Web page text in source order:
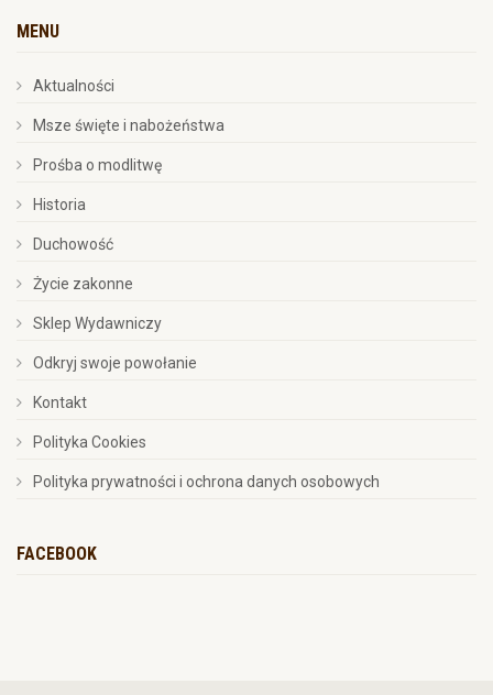
MENU
Aktualności
Msze święte i nabożeństwa
Prośba o modlitwę
Historia
Duchowość
Życie zakonne
Sklep Wydawniczy
Odkryj swoje powołanie
Kontakt
Polityka Cookies
Polityka prywatności i ochrona danych osobowych
FACEBOOK